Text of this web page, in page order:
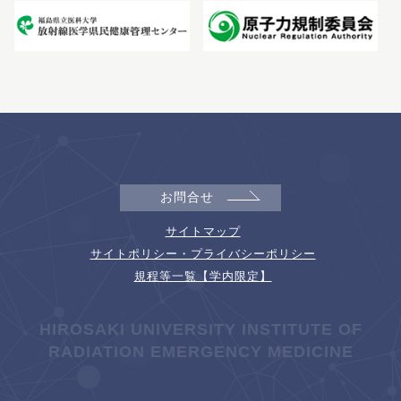
お問合せ
サイトマップ
サイトポリシー・プライバシーポリシー
規程等一覧【学内限定】
HIROSAKI UNIVERSITY INSTITUTE OF
RADIATION EMERGENCY MEDICINE